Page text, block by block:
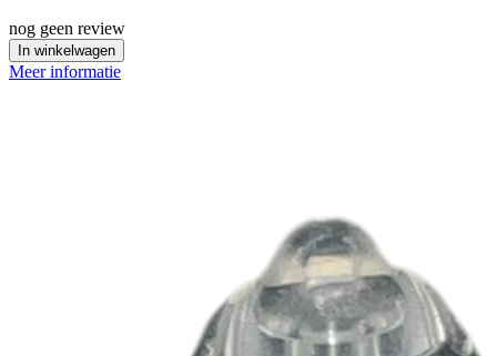
nog geen review
In winkelwagen
Meer informatie